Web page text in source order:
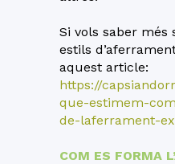
Si vols saber més
estils
aquest article:
https://
que-estimem-
de-laferrament-
COM ES FORMA